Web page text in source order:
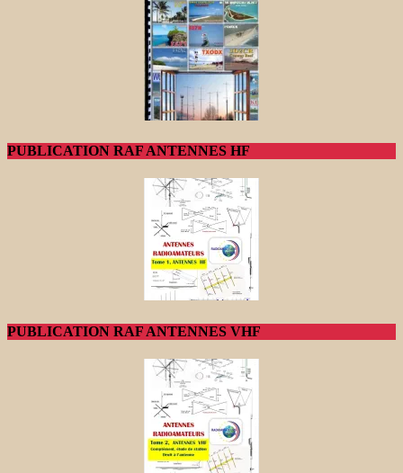
PUBLICATION RAF ANTENNES HF
PUBLICATION RAF ANTENNES VHF